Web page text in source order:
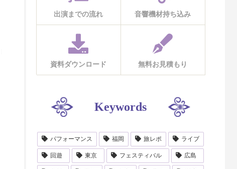
出演までの流れ 音響機材持ち込み
資料ダウンロード 無料お見積もり
Keywords
パフォーマンス 福岡 旅レポ ライブ
回遊 東京 フェスティバル 広島